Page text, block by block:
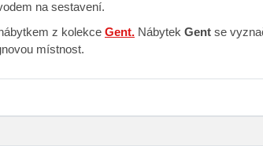
na sestavení.
z kolekce Gent. Nábytek Gent se
místnost.